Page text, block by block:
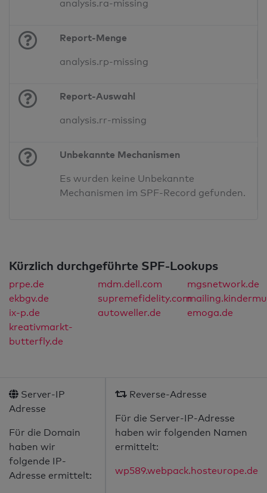
analysis.ra-missing
Report-Menge
analysis.rp-missing
Report-Auswahl
analysis.rr-missing
Unbekannte Mechanismen
Es wurden keine Unbekannte
Mechanismen im SPF-Record gefunden.
Kürzlich durchgeführte SPF-Lookups
prpe.de mdm.dell.com
mgsnetwork.de
ekbgv.de
supremefidelity.com
ix-p.de
autoweller.de
emoga.de
kreativmarkt-
butterfly.de
Server-IP
Adresse
Für die Domain
haben wir
folgende IP-
Adresse ermittelt:
Reverse-Adresse
Für die Server-IP-Adresse
haben wir folgenden Namen
ermittelt:
wp589.webpack.hosteurope.de